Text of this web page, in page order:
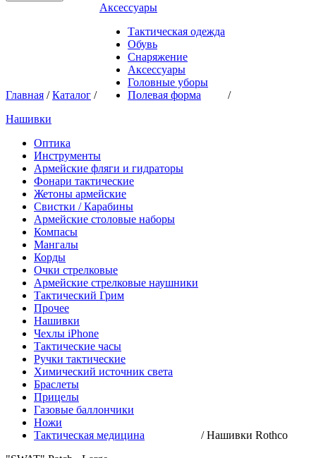
Главная /Каталог /
Аксессуары
Тактическая одежда
Обувь
Снаряжение
Аксессуары
Головные уборы
Полевая форма
/
Нашивки
Оптика
Инструменты
Армейские фляги и гидраторы
Фонари тактические
Жетоны армейские
Свистки / Карабины
Армейские столовые наборы
Компасы
Мангалы
Корды
Очки стрелковые
Армейские стрелковые наушники
Тактический Грим
Прочее
Нашивки
Чехлы iPhone
Тактические часы
Ручки тактические
Химический источник света
Браслеты
Прицелы
Газовые баллончики
Ножи
Тактическая медицина
/Нашивки Rothco